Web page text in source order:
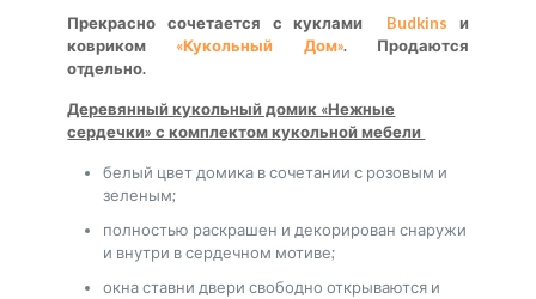
Прекрасно сочетается с куклами Budkins и
ковриком «Кукольный Дом». Продаются
отдельно.
Деревянный кукольный домик «Нежные
сердечки» с комплектом кукольной мебели
белый цвет домика в сочетании с розовым и
зеленым;
полностью раскрашен и декорирован снаружи
и внутри в сердечном мотиве;
окна ставни двери свободно открываются и